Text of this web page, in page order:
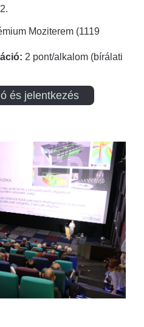
Moziterem (1119
2 pont/alkalom (bírálati
és jelentkezés